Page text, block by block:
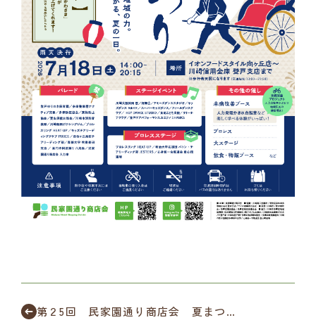
第２5回 民家園通り商店会 夏まつり